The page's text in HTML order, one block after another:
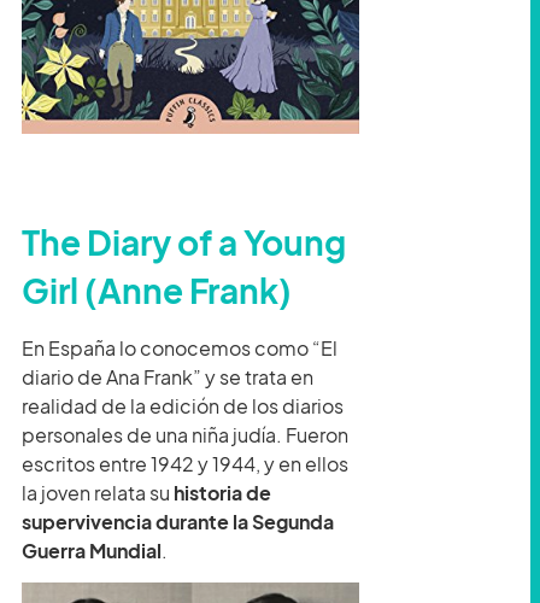
The Diary of a Young
Girl (Anne Frank)
En España lo conocemos como “El
diario de Ana Frank” y se trata en
realidad de la edición de los diarios
personales de una niña judía. Fueron
escritos entre 1942 y 1944, y en ellos
la joven relata su historia de
supervivencia durante la Segunda
Guerra Mundial.